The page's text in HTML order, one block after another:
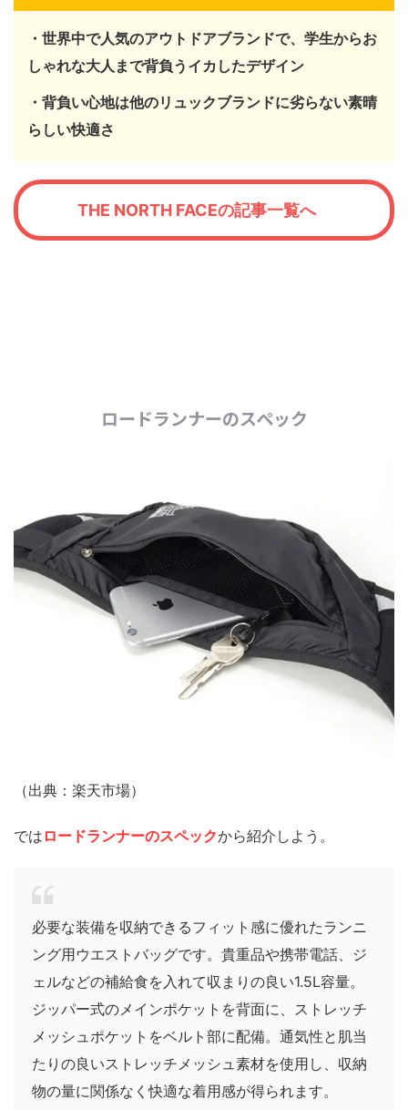
・世界中で人気のアウトドアブランドで、学生からお
しゃれな大人まで背負うイカしたデザイン
・背負い心地は他のリュックブランドに劣らない素晴
らしい快適さ
THE NORTH FACEの記事一覧へ
ロードランナーのスペック
（出典：楽天市場）
では ロードランナーのスペックから紹介しよう。
必要な装備を収納できるフィット感に優れたランニ
ング用ウエストバッグです。貴重品や携帯電話、ジ
ェルなどの補給食を入れて収まりの良い1.5L容量。
ジッパー式のメインポケットを背面に、ストレッチ
メッシュポケットをベルト部に配備。通気性と肌当
たりの良いストレッチメッシュ素材を使用し、収納
物の量に関係なく快適な着用感が得られます。